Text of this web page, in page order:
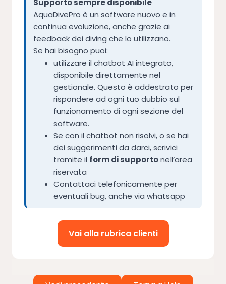
Supporto sempre disponibile
AquaDivePro è un software nuovo e in
continua evoluzione, anche grazie ai
feedback dei diving che lo utilizzano.
Se hai bisogno puoi:
utilizzare il chatbot AI integrato,
disponibile direttamente nel
gestionale. Questo è addestrato per
rispondere ad ogni tuo dubbio sul
funzionamento di ogni sezione del
software.
Se con il chatbot non risolvi, o se hai
dei suggerimenti da darci, scrivici
tramite il form di supportonell’area
riservata
Contattaci telefonicamente per
eventuali bug, anche via whatsapp
Vai alla rubrica clienti